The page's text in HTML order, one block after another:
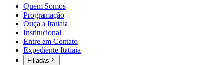
Quem Somos
Programação
Ouça a Itatiaia
Institucional
Entre em Contato
Expediente Itatiaia
Filiadas